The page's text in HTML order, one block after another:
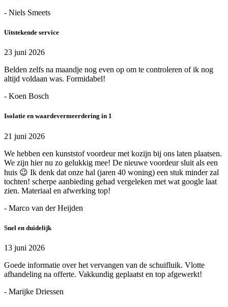
- Niels Smeets
Uitstekende service
23 juni 2026
Belden zelfs na maandje nog even op om te controleren of ik nog
altijd voldaan was. Formidabel!
- Koen Bosch
Isolatie en waardevermeerdering in 1
21 juni 2026
We hebben een kunststof voordeur met kozijn bij ons laten plaatsen.
We zijn hier nu zo gelukkig mee! De nieuwe voordeur sluit als een
huis 😉 Ik denk dat onze hal (jaren 40 woning) een stuk minder zal
tochten! scherpe aanbieding gehad vergeleken met wat google laat
zien. Materiaal en afwerking top!
- Marco van der Heijden
Snel en duidelijk
13 juni 2026
Goede informatie over het vervangen van de schuifluik. Vlotte
afhandeling na offerte. Vakkundig geplaatst en top afgewerkt!
- Marijke Driessen